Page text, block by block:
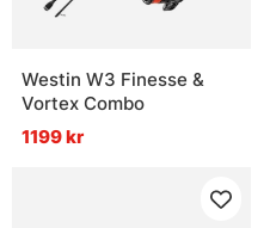
Westin W3 Finesse &
Vortex Combo
1199 kr